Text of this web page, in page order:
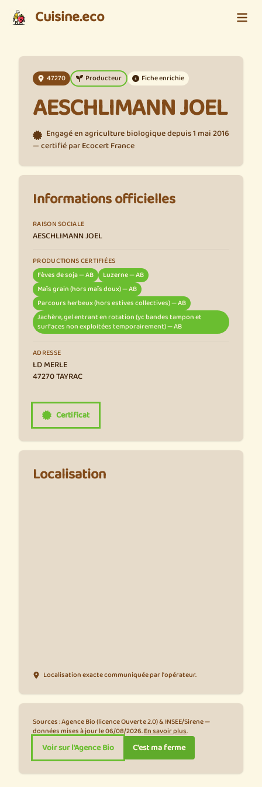
Cuisine.eco
47270 Producteur Fiche enrichie
AESCHLIMANN JOEL
Engagé en agriculture biologique depuis 1 mai 2016
— certifié par Ecocert France
Informations officielles
RAISON SOCIALE
AESCHLIMANN JOEL
PRODUCTIONS CERTIFIÉES
Fèves de soja — AB
Luzerne — AB
Maïs grain (hors maïs doux) — AB
Parcours herbeux (hors estives collectives) — AB
Jachère, gel entrant en rotation (yc bandes tampon et
surfaces non exploitées temporairement) — AB
ADRESSE
LD MERLE
47270 TAYRAC
Certificat
Localisation
Localisation exacte communiquée par l'opérateur.
Sources : Agence Bio (licence Ouverte 2.0) & INSEE/Sirene —
données mises à jour le 06/08/2026.En savoir plus.
Voir sur l'Agence Bio C'est ma ferme